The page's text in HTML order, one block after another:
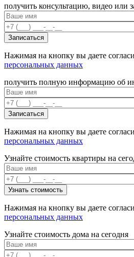
получить консультацию, видео или
Нажимая на кнопку вы даете
персональных данных
получить полную информацию об
Нажимая на кнопку вы даете
персональных данных
Узнайте стоимость квартиры на
Нажимая на кнопку вы даете
персональных данных
Узнайте стоимость дома на сегодня